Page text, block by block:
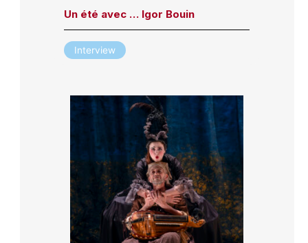
Un été avec … Igor Bouin
Interview